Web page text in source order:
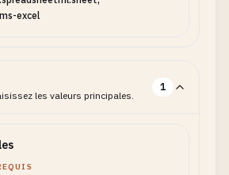
excel
les valeurs principales.
1